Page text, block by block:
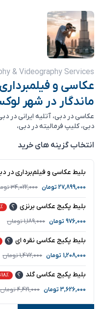
& Videography Services
عکاسی و
ماندگار در شهر
عکاسی در دبی، آتلیه ایرانی در
دبی، کلیپ فرمالیته در دبی،
انتخاب گزینه های خرید
بلیط عکاسی و فیلم‌برداری در دبی - 1
27,899,000 تومان 34,022,000
بلیط پکیج عکاسی برنزی
976,000 تومان 1,189,000تومان
بلیط پکیج عکاسی نقره ای
1,208,000 تومان 1,472,000تومان
بلیط پکیج عکاسی گلد 18% تخفیف
3,626,000 تومان 4,421,000تومان